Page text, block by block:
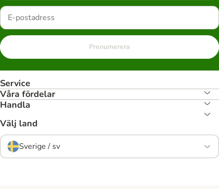
Prenumerera
Service
Våra fördelar
Handla
Välj land
Sverige / sv